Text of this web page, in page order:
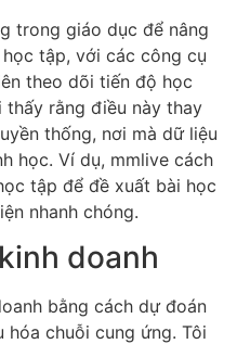
trong giáo dục để nâng
tập, với các công cụ
theo dõi tiến độ học
thấy rằng điều này thay
thống, nơi mà dữ liệu
học. Ví dụ, mmlive cách
tập để đề xuất bài học
nhanh chóng.
doanh
bằng cách dự đoán
chuỗi cung ứng. Tôi